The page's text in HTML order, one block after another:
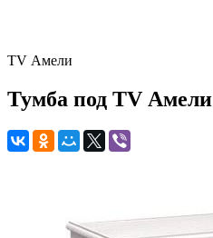
TV Амели
Тумба под TV Амели